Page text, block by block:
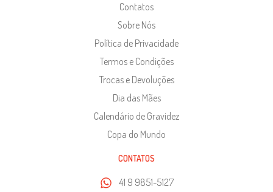
Contatos
Sobre Nós
Política de Privacidade
Termos e Condições
Trocas e Devoluções
Dia das Mães
Calendário de Gravidez
Copa do Mundo
CONTATOS
41 9 9851-5127